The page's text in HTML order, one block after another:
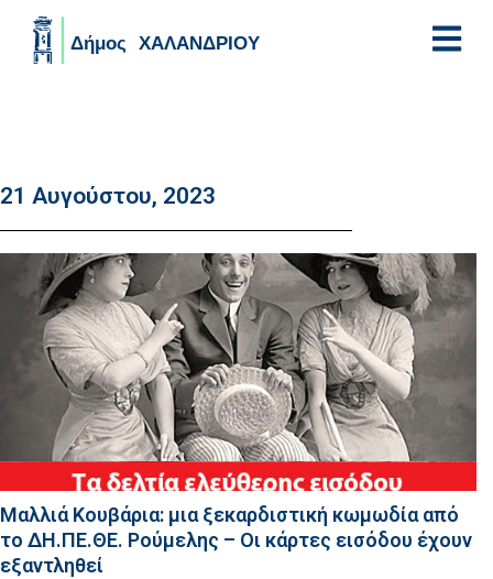
21 Αυγούστου, 2023
Μαλλιά Κουβάρια: μια ξεκαρδιστική κωμωδία από
το ΔΗ.ΠΕ.ΘΕ. Ρούμελης – Οι κάρτες εισόδου έχουν
εξαντληθεί